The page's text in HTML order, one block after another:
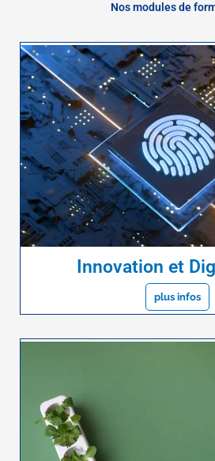
Nos modules de
Innovation et
plus infos